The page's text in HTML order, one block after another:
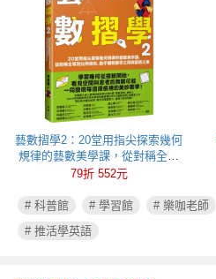
藝數摺學2：20堂用指尖探索幾何
規律的藝數美學課，從對稱全等
到比例相似，動手體驗數學之用
79折 552元
# 科普館 # 學習館 # 樂咖老師
# 推活學英語